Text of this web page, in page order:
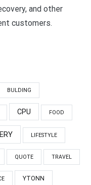
and other
customers.
BULDING
CPU FOOD
LIFESTYLE
QUOTE TRAVEL
YTONN